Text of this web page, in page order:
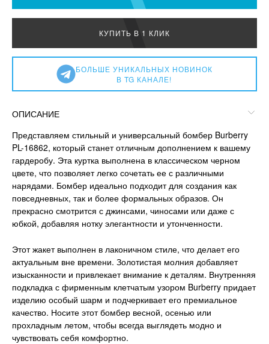
КУПИТЬ В 1 КЛИК
БОЛЬШЕ УНИКАЛЬНЫХ НОВИНОК
В TG КАНАЛЕ!
ОПИСАНИЕ
Представляем стильный и универсальный бомбер Burberry
PL-16862, который станет отличным дополнением к вашему
гардеробу. Эта куртка выполнена в классическом черном
цвете, что позволяет легко сочетать ее с различными
нарядами. Бомбер идеально подходит для создания как
повседневных, так и более формальных образов. Он
прекрасно смотрится с джинсами, чиносами или даже с
юбкой, добавляя нотку элегантности и утонченности.
Этот жакет выполнен в лаконичном стиле, что делает его
актуальным вне времени. Золотистая молния добавляет
изысканности и привлекает внимание к деталям. Внутренняя
подкладка с фирменным клетчатым узором Burberry придает
изделию особый шарм и подчеркивает его премиальное
качество. Носите этот бомбер весной, осенью или
прохладным летом, чтобы всегда выглядеть модно и
чувствовать себя комфортно.